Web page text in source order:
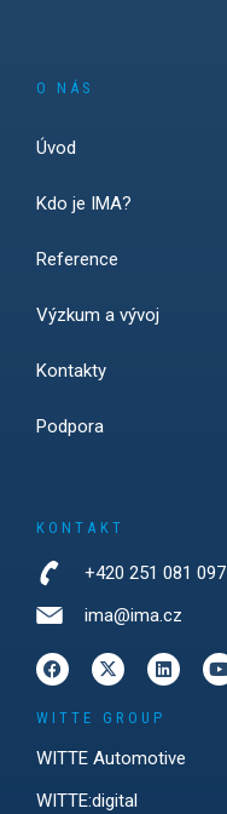
O NÁS
Úvod
Kdo je IMA?
Reference
Výzkum a vývoj
Kontakty
Podpora
KONTAKT
+420 251 081 097
ima@ima.cz
WITTE GROUP
WITTE Automotive
WITTE:digital